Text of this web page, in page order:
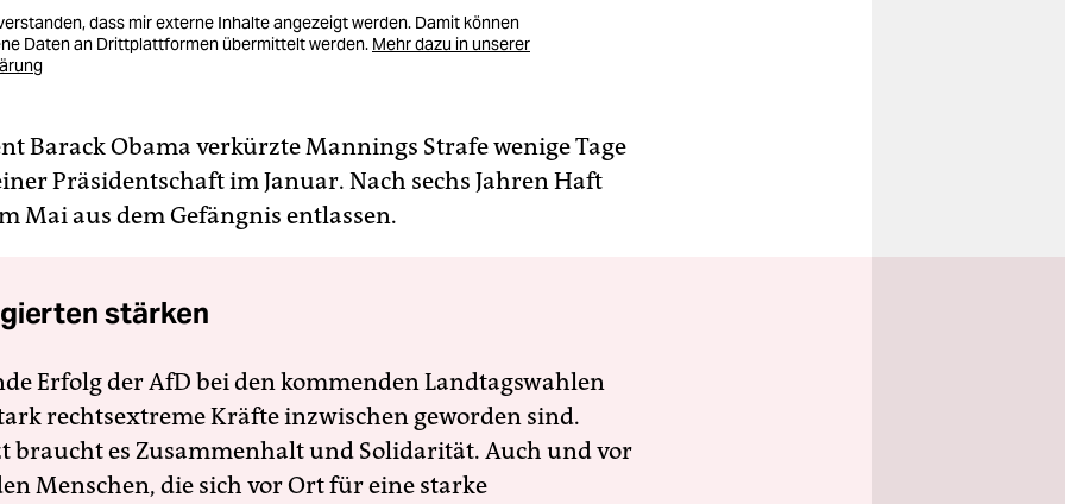
dass mir externe Inhalte angezeigt werden. Damit können
Daten an Drittplattformen übermittelt werden. Mehr dazu in unserer
Barack Obama verkürzte Mannings Strafe wenige Tage
Präsidentschaft im Januar. Nach sechs Jahren Haft
Mai aus dem Gefängnis entlassen.
stärken
Erfolg der AfD bei den kommenden Landtagswahlen
rechtsextreme Kräfte inzwischen geworden sind.
braucht es Zusammenhalt und Solidarität. Auch und vor
Menschen, die sich vor Ort für eine starke